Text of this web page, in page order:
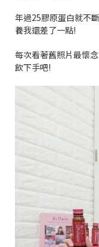
年過25膠原蛋白就不
養我還差了一點!
每次看著舊照片最懷
飲下手吧!